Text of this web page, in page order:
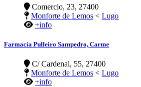
Comercio, 23, 27400
Monforte de Lemos < Lugo
+info
Farmacia Pulleiro Sampedro, Carme
C/ Cardenal, 55, 27400
Monforte de Lemos < Lugo
+info